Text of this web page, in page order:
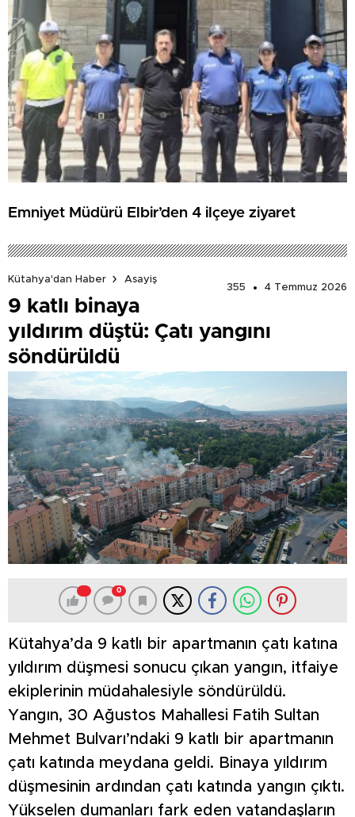
Emniyet Müdürü Elbir’den 4 ilçeye ziyaret
Kütahya'dan Haber
Asayiş
355
4 Temmuz 2026
9 katlı binaya
yıldırım düştü: Çatı yangını
söndürüldü
0
Kütahya’da 9 katlı bir apartmanın çatı katına
yıldırım düşmesi sonucu çıkan yangın, itfaiye
ekiplerinin müdahalesiyle söndürüldü.
Yangın, 30 Ağustos Mahallesi Fatih Sultan
Mehmet Bulvarı’ndaki 9 katlı bir apartmanın
çatı katında meydana geldi. Binaya yıldırım
düşmesinin ardından çatı katında yangın çıktı.
Yükselen dumanları fark eden vatandaşların